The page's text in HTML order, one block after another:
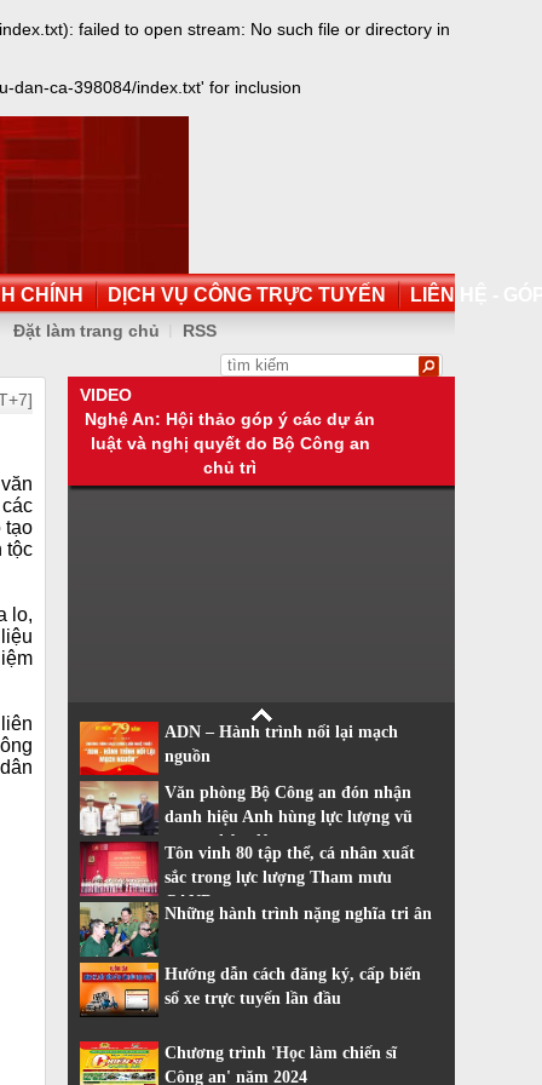
failed to open stream: No such file or directory in
dan-ca-398084/index.txt' for inclusion
CHÍNH DỊCH VỤ CÔNG TRỰC TUYẾN LIÊN HỆ -
Đặt làm trang chủ RSS
tạo
tộc
lo,
VIDEO
Nghệ An: Hội thảo góp ý các dự án
luật và nghị quyết do Bộ Công an
chủ trì
ADN – Hành trình nối lại mạch
nguồn
Văn phòng Bộ Công an đón nhận
danh hiệu Anh hùng lực lượng vũ
trang nhân dân
Tôn vinh 80 tập thể, cá nhân xuất
sắc trong lực lượng Tham mưu
CAND
Những hành trình nặng nghĩa tri ân
Hướng dẫn cách đăng ký, cấp biển
số xe trực tuyến lần đầu
Chương trình 'Học làm chiến sĩ
Công an' năm 2024